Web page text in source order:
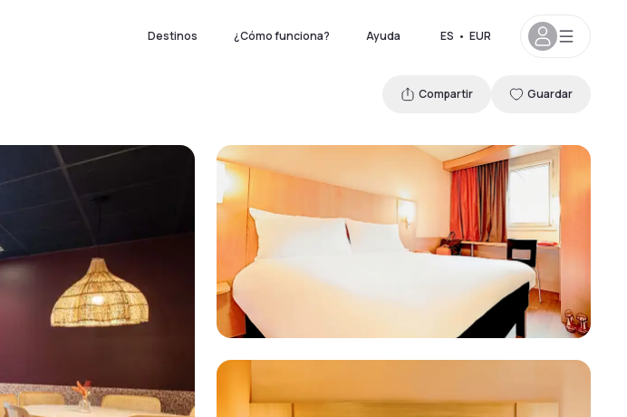
Destinos ¿Cómo funciona? Ayuda ES • EUR
Compartir Guardar